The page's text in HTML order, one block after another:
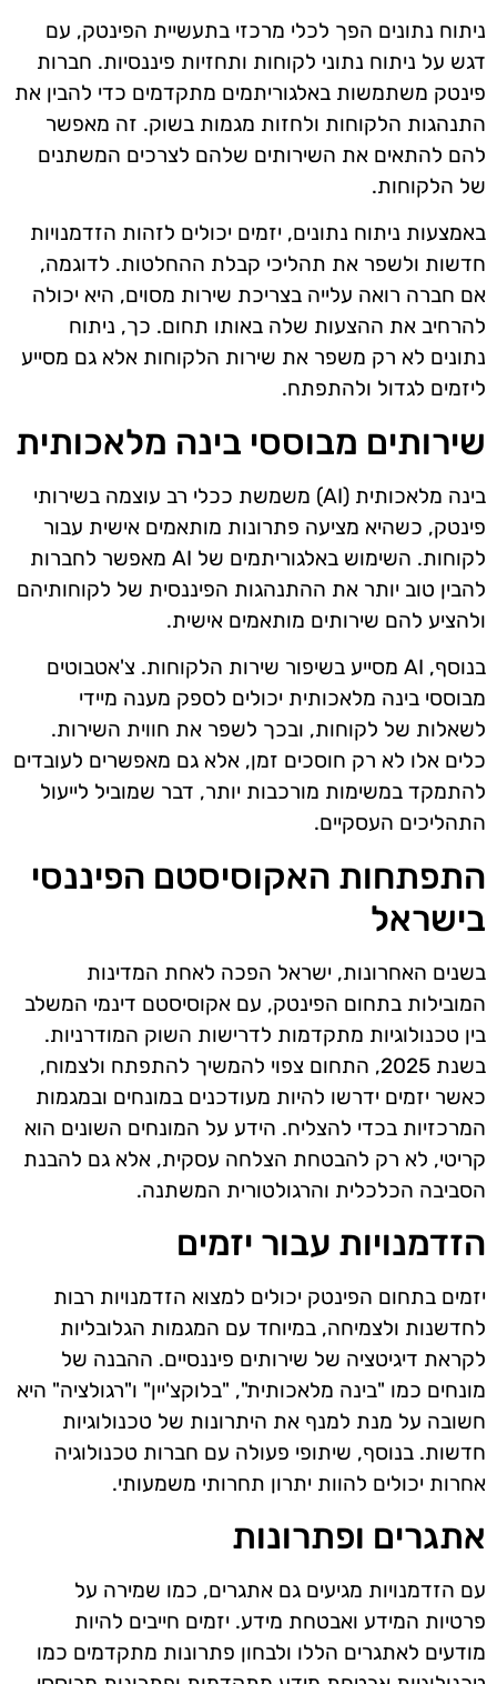
ניתוח נתונים הפך לכלי מרכזי בתעשיית הפינטק, עם
דגש על ניתוח נתוני לקוחות ותחזיות פיננסיות. חברות
פינטק משתמשות באלגוריתמים מתקדמים כדי להבין את
התנהגות הלקוחות ולחזות מגמות בשוק. זה מאפשר
להם להתאים את השירותים שלהם לצרכים המשתנים
של הלקוחות.
באמצעות ניתוח נתונים, יזמים יכולים לזהות הזדמנויות
חדשות ולשפר את תהליכי קבלת ההחלטות. לדוגמה,
אם חברה רואה עלייה בצריכת שירות מסוים, היא יכולה
להרחיב את ההצעות שלה באותו תחום. כך, ניתוח
נתונים לא רק משפר את שירות הלקוחות אלא גם מסייע
ליזמים לגדול ולהתפתח.
שירותים מבוססי בינה מלאכותית
בינה מלאכותית (AI) משמשת ככלי רב עוצמה בשירותי
פינטק, כשהיא מציעה פתרונות מותאמים אישית עבור
לקוחות. השימוש באלגוריתמים של AI מאפשר לחברות
להבין טוב יותר את ההתנהגות הפיננסית של לקוחותיהם
ולהציע להם שירותים מותאמים אישית.
בנוסף, AI מסייע בשיפור שירות הלקוחות. צ'אטבוטים
מבוססי בינה מלאכותית יכולים לספק מענה מיידי
לשאלות של לקוחות, ובכך לשפר את חווית השירות.
כלים אלו לא רק חוסכים זמן, אלא גם מאפשרים לעובדים
להתמקד במשימות מורכבות יותר, דבר שמוביל לייעול
התהליכים העסקיים.
התפתחות האקוסיסטם הפיננסי
בישראל
בשנים האחרונות, ישראל הפכה לאחת המדינות
המובילות בתחום הפינטק, עם אקוסיסטם דינמי המשלב
בין טכנולוגיות מתקדמות לדרישות השוק המודרניות.
בשנת 2025, התחום צפוי להמשיך להתפתח ולצמוח,
כאשר יזמים ידרשו להיות מעודכנים במונחים ובמגמות
המרכזיות בכדי להצליח. הידע על המונחים השונים הוא
קריטי, לא רק להבטחת הצלחה עסקית, אלא גם להבנת
הסביבה הכלכלית והרגולטורית המשתנה.
הזדמנויות עבור יזמים
יזמים בתחום הפינטק יכולים למצוא הזדמנויות רבות
לחדשנות ולצמיחה, במיוחד עם המגמות הגלובליות
לקראת דיגיטציה של שירותים פיננסיים. ההבנה של
מונחים כמו "בינה מלאכותית", "בלוקצ'יין" ו"רגולציה" היא
חשובה על מנת למנף את היתרונות של טכנולוגיות
חדשות. בנוסף, שיתופי פעולה עם חברות טכנולוגיה
אחרות יכולים להוות יתרון תחרותי משמעותי.
אתגרים ופתרונות
עם הזדמנויות מגיעים גם אתגרים, כמו שמירה על
פרטיות המידע ואבטחת מידע. יזמים חייבים להיות
מודעים לאתגרים הללו ולבחון פתרונות מתקדמים כמו